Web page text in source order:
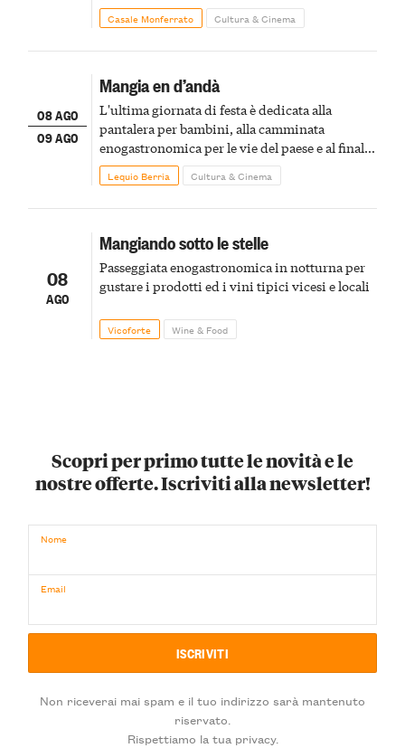
Casale Monferrato Cultura & Cinema
08 AGO
09 AGO
Mangia en d’andà
L'ultima giornata di festa è dedicata alla
pantalera per bambini, alla camminata
enogastronomica per le vie del paese e al finale
pirotecnico
Lequio Berria Cultura & Cinema
08
AGO
Mangiando sotto le stelle
Passeggiata enogastronomica in notturna per
gustare i prodotti ed i vini tipici vicesi e locali
Vicoforte Wine & Food
Scopri per primo tutte le novità e le
nostre offerte. Iscriviti alla newsletter!
Nome
Email
Non riceverai mai spam e il tuo indirizzo sarà mantenuto
riservato.
Rispettiamo la tua privacy.